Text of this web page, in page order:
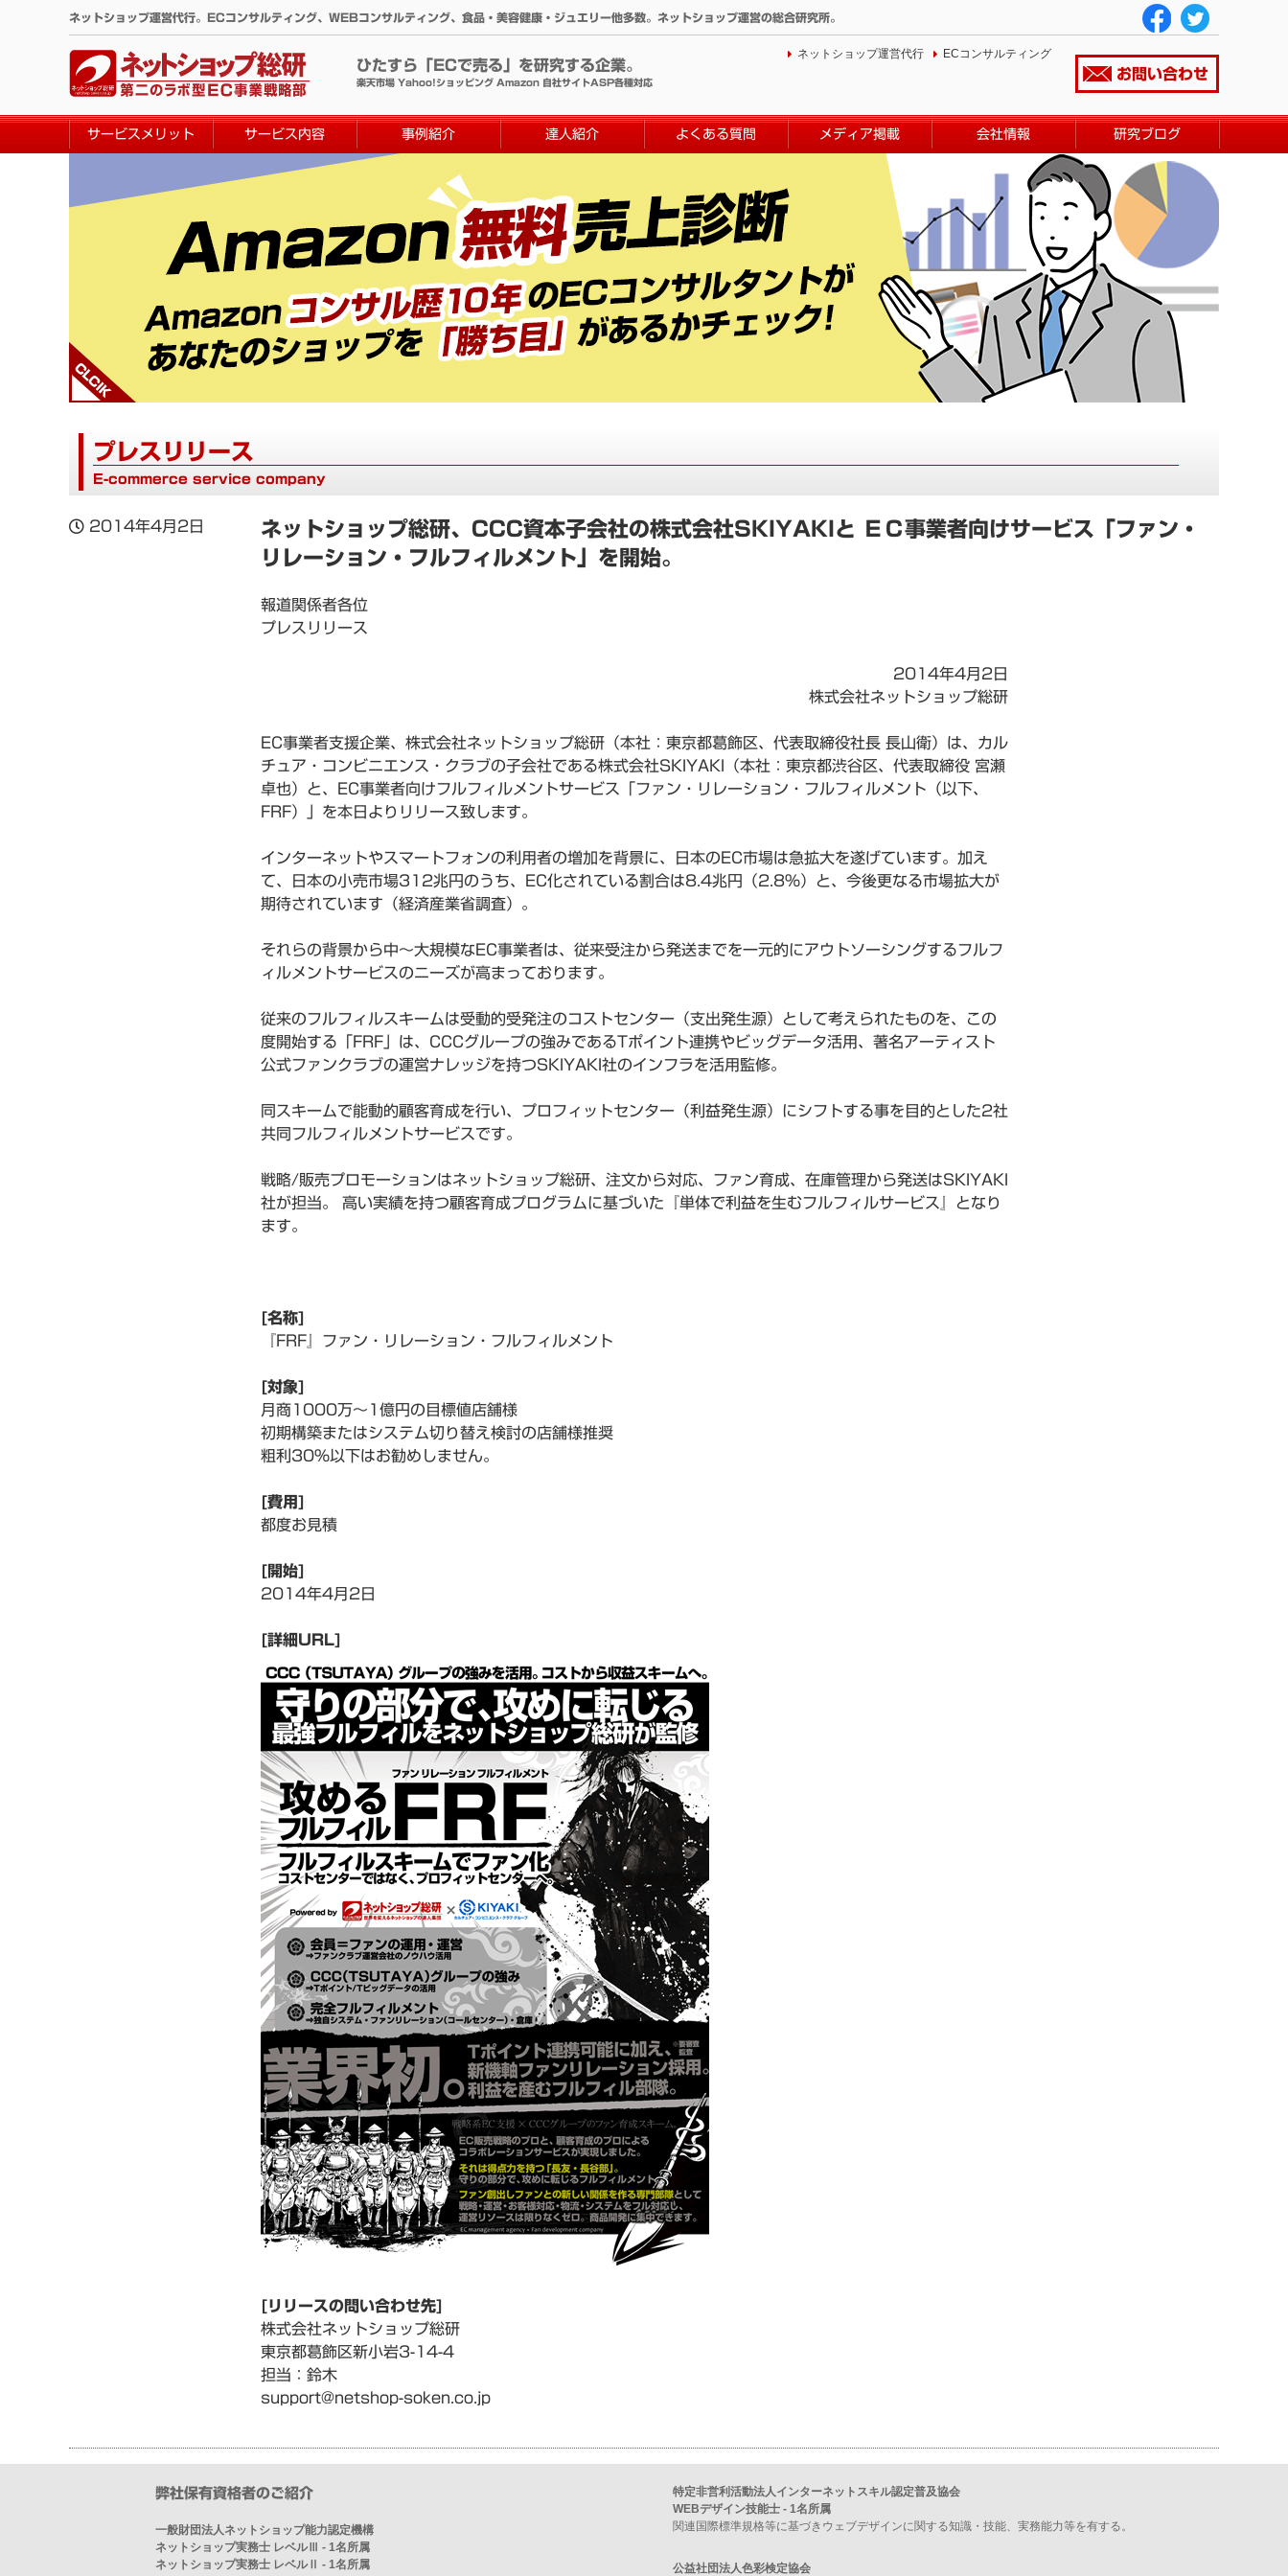
へ
ネットショップ運営代行。ECコンサルティング、WEBコンサルティング、食品・美容健康・ジュエリー他多数。ネットショップ運営の総合研究所。
ひたすら「ECで売る」を研究する企業。
楽天市場 Yahoo!ショッピング Amazon 自社サイトASP各種対応
ネットショップ運営代行 ECコンサルティング
お問い合わせ
サービスメリット サービス内容 事例紹介 達人紹介 よくある質問 メディア掲載 会社情報 研究ブログ
プレスリリース
E-commerce service company
2014年4月2日
ネットショップ総研、CCC資本子会社の株式会社SKIYAKIと ＥＣ事業者向けサービス「ファン・
リレーション・フルフィルメント」を開始。
報道関係者各位
プレスリリース
2014年4月2日
株式会社ネットショップ総研
EC事業者支援企業、株式会社ネットショップ総研（本社：東京都葛飾区、代表取締役社長 長山衛）は、カル
チュア・コンビニエンス・クラブの子会社である株式会社SKIYAKI（本社：東京都渋谷区、代表取締役 宮瀬
卓也）と、EC事業者向けフルフィルメントサービス「ファン・リレーション・フルフィルメント（以下、
FRF）」を本日よりリリース致します。
インターネットやスマートフォンの利用者の増加を背景に、日本のEC市場は急拡大を遂げています。加え
て、日本の小売市場312兆円のうち、EC化されている割合は8.4兆円（2.8%）と、今後更なる市場拡大が
期待されています（経済産業省調査）。
それらの背景から中～大規模なEC事業者は、従来受注から発送までを一元的にアウトソーシングするフルフ
ィルメントサービスのニーズが高まっております。
従来のフルフィルスキームは受動的受発注のコストセンター（支出発生源）として考えられたものを、この
度開始する「FRF」は、CCCグループの強みであるTポイント連携やビッグデータ活用、著名アーティスト
公式ファンクラブの運営ナレッジを持つSKIYAKI社のインフラを活用監修。
同スキームで能動的顧客育成を行い、プロフィットセンター（利益発生源）にシフトする事を目的とした2社
共同フルフィルメントサービスです。
戦略/販売プロモーションはネットショップ総研、注文から対応、ファン育成、在庫管理から発送はSKIYAKI
社が担当。 高い実績を持つ顧客育成プログラムに基づいた『単体で利益を生むフルフィルサービス』となり
ます。
[名称]
『FRF』ファン・リレーション・フルフィルメント
[対象]
月商1000万～1億円の目標値店舗様
初期構築またはシステム切り替え検討の店舗様推奨
粗利30％以下はお勧めしません。
[費用]
都度お見積
[開始]
2014年4月2日
[詳細URL]
[リリースの問い合わせ先]
株式会社ネットショップ総研
東京都葛飾区新小岩3-14-4
担当：鈴木
support@netshop-soken.co.jp
弊社保有資格者のご紹介
一般財団法人ネットショップ能力認定機構
ネットショップ実務士 レベルⅢ - 1名所属
ネットショップ実務士 レベルⅡ - 1名所属
特定非営利活動法人インターネットスキル認定普及協会
WEBデザイン技能士 - 1名所属
関連国際標準規格等に基づきウェブデザインに関する知識・技能、実務能力等を有する。
公益社団法人色彩検定協会